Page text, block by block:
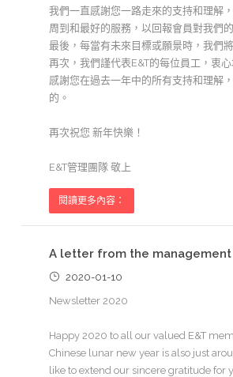
我們一直感謝您一路走來的支持和理解
周到和最好的服務，以回報會員對我們
最後，每當有未來目標或願景時，我們
再次，我們謹代表E&T的每位員工，衷
感謝您在過去一年中的所有支持和理解
的。
再次祝您 新年快樂！
E&T管理團隊 敬上
閱讀更多內容：
A letter from the
2020-01-10
Newsletter 2020
Happy 2020 to all our valued E&T
Chinese lunar new year is also just
like to extend our sincere gratitude